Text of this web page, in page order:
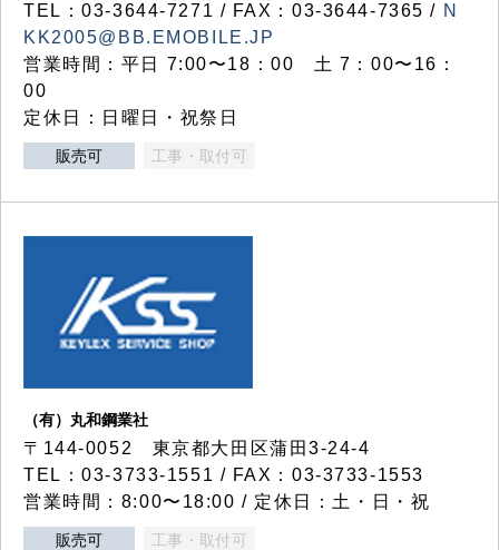
TEL：03‐3644‐7271 / FAX：03-3644-7365 / N
KK2005@BB.EMOBILE.JP
営業時間：平日 7:00〜18：00 土 7：00〜16：
00
定休日：日曜日・祝祭日
販売可 工事・取付可
（有）丸和鋼業社
〒144-0052 東京都大田区蒲田3-24-4
TEL：03-3733-1551 / FAX：03-3733-1553
営業時間：8:00〜18:00 / 定休日：土・日・祝
販売可 工事・取付可